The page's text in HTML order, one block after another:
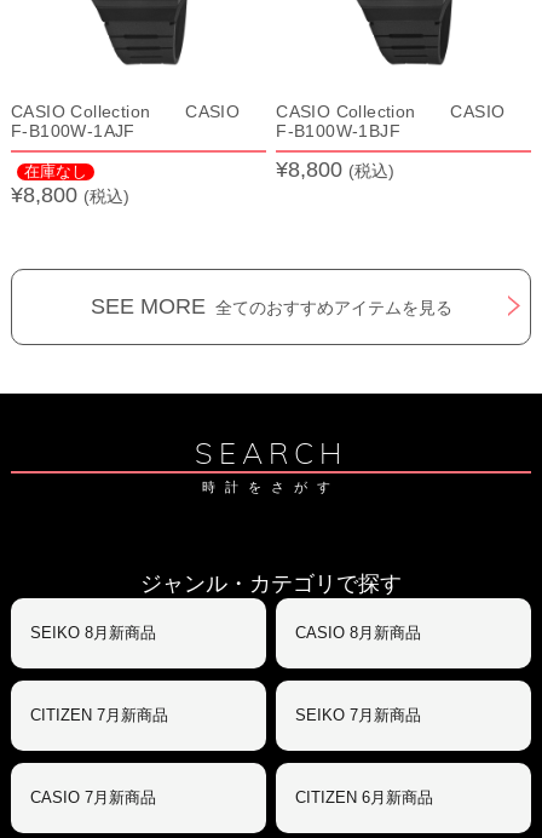
CASIO Collection CASIO
F-B100W-1AJF
在庫なし
¥8,800 (税込)
CASIO Collection CASIO
F-B100W-1BJF
¥8,800 (税込)
SEE MORE 全てのおすすめアイテムを見る
SEARCH
時計をさがす
ジャンル・カテゴリで探す
SEIKO 8月新商品 CASIO 8月新商品
CITIZEN 7月新商品 SEIKO 7月新商品
CASIO 7月新商品 CITIZEN 6月新商品